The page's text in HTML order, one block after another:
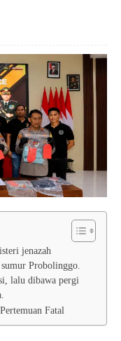
jenazah
Probolinggo.
lalu dibawa pergi
Fatal